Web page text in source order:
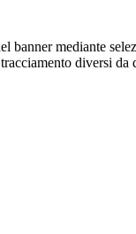
banner mediante
diversi da